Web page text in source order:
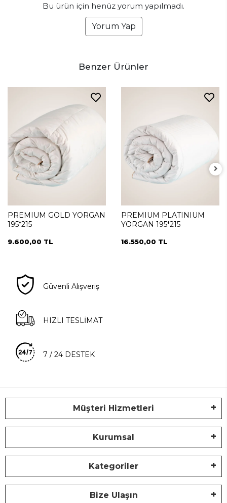
Bu ürün için henüz yorum yapılmadı.
Yorum Yap
Benzer Ürünler
PREMIUM GOLD YORGAN
195*215
9.600,00 TL
PREMIUM PLATINIUM
YORGAN 195*215
16.550,00 TL
Güvenli Alışveriş
HIZLI TESLİMAT
7 / 24 DESTEK
Müşteri Hizmetleri
Kurumsal
Kategoriler
Bize Ulaşın